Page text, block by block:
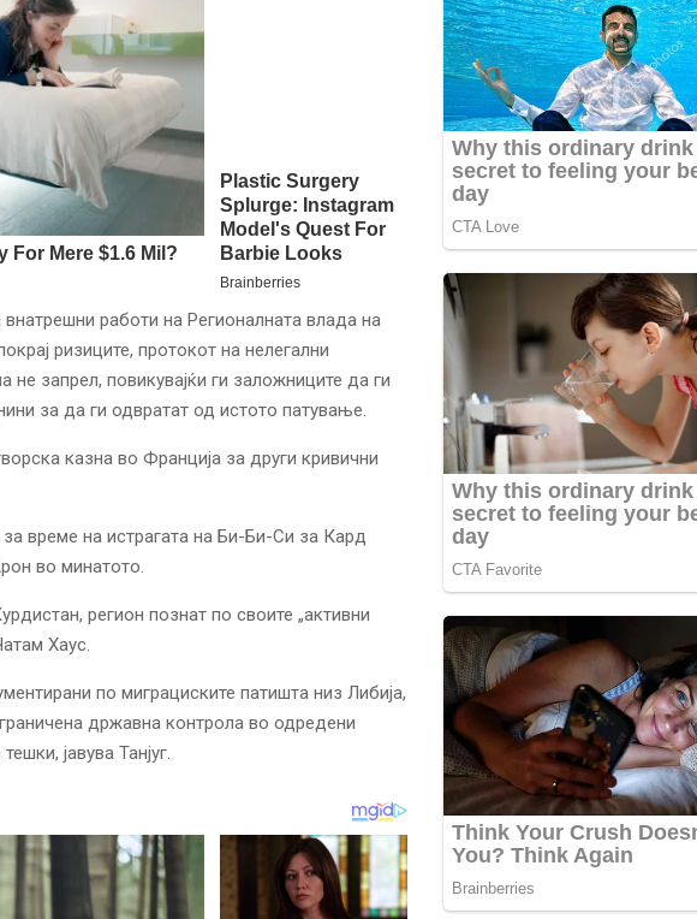
работи на Регионалната влада на
ризиците, протокот на нелегални
запрел, повикувајќи ги заложниците да ги
за да ги одвратат од истото патување.
казна во Франција за други кривични
време на истрагата на Би-Би-Си за Кард
во минатото.
регион познат по своите „активни
Хаус.
по миграциските патишта низ Либија,
државна контрола во одредени
јавува Танјуг.